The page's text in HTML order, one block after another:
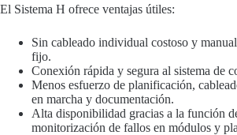
El Sistema H ofrece ventajas útiles:
Sin cableado individual costoso y
fijo.
Conexión rápida y segura al sistema de
Menos esfuerzo de planificación,
en marcha y documentación.
Alta disponibilidad gracias a la función
monitorización de fallos en módulos y